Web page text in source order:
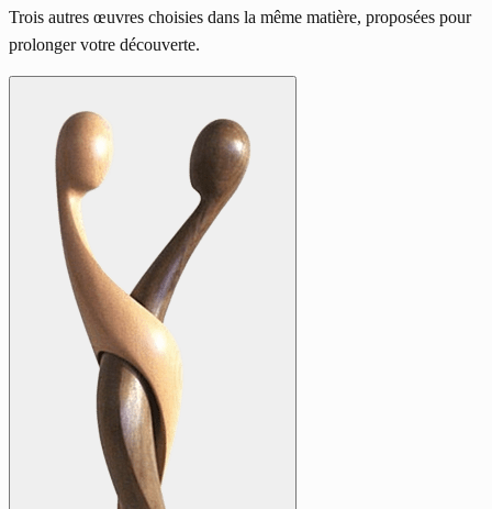
Trois autres œuvres choisies dans la même matière, proposées pour
prolonger votre découverte.